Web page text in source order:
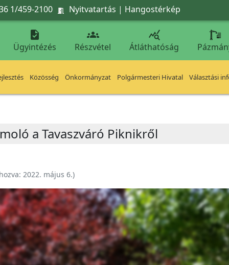
1/459-2100  Nyitvatartás | Hangostérkép

Ügyintézés

Részvétel

Átláthatóság
Közösség Önkormányzat Polgármesteri Hivatal Választási
a Tavaszváró Piknikről
2022. május 6.)